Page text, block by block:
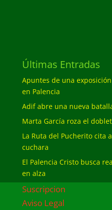
Últimas Entradas
Apuntes de una
en Palencia
Adif abre una nueva
Marta García roza el
La Ruta del Pucherito cita
cuchara
El Palencia Cristo busca
en alza
Suscripcion
Aviso Legal